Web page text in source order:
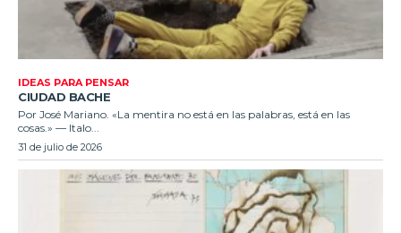
IDEAS PARA PENSAR
CIUDAD BACHE
Por José Mariano. «La mentira no está en las palabras, está en las
cosas.» — Italo...
31 de julio de 2026